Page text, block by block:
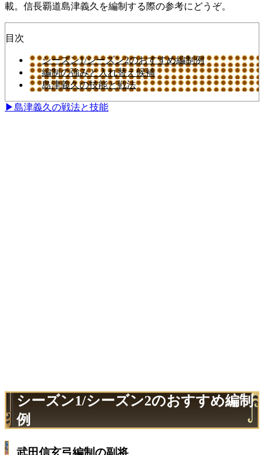
載。信長覇道島津義久を編制する際の参考にどうぞ。
目次
シーズン1/シーズン2のおすすめ編制例
編制の強みと入れ替え候補
島津義久の技能と戦法
▶島津義久の戦法と技能
シーズン1/シーズン2のおすすめ編制
例
武田信玄弓編制の副将